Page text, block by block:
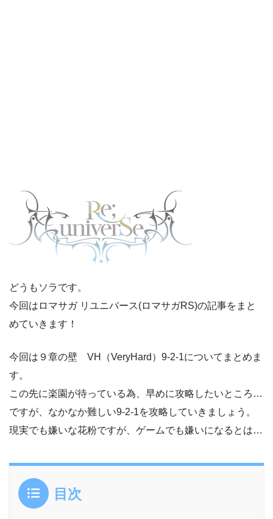
どうもソラです。
今回はロマサガ リユニバース(ロマサガRS)の記事をまと
めていきます！
今回は９章の壁 VH（VeryHard）9-2-1についてまとめま
す。
この先に楽園が待っている為、早めに攻略したいところ…
ですが、なかなか難しい9-2-1を攻略していきましょう。
現実でも嫌いな花粉ですが、ゲームでも嫌いになるとは…
目次